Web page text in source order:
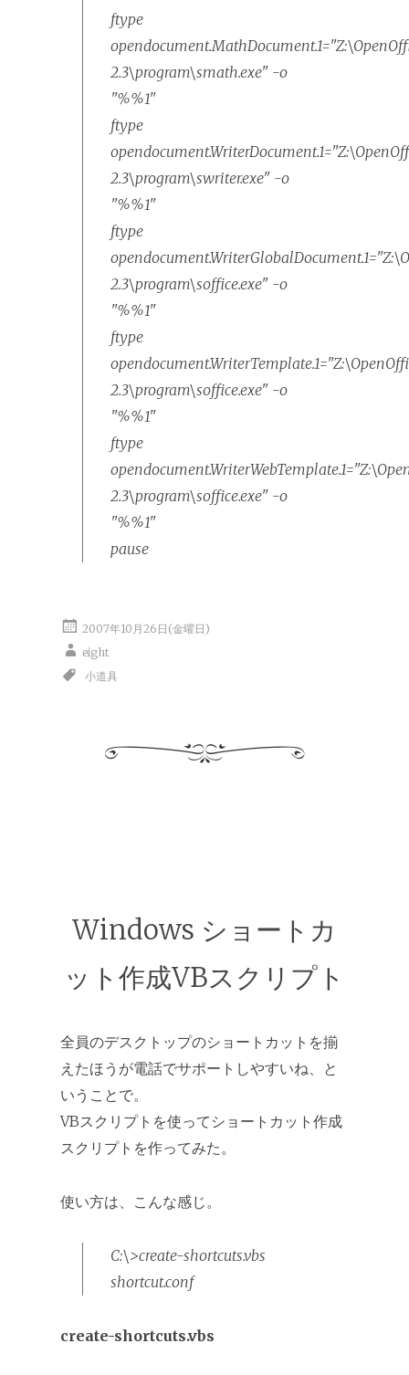
ftype
2.3\program\smath.exe" -o
"%%1"
ftype
2.3\program\swriter.exe" -o
"%%1"
ftype
2.3\program\soffice.exe" -o
"%%1"
ftype
2.3\program\soffice.exe" -o
"%%1"
ftype
2.3\program\soffice.exe" -o
"%%1"
pause
2007年10月26日(金曜日)
eight
小道具
Windows ショートカ
ット作成VBスクリプト
全員のデスクトップのショートカットを揃
えたほうが電話でサポートしやすいね、と
いうことで。
VBスクリプトを使ってショートカット作成
スクリプトを作ってみた。
使い方は、こんな感じ。
C:\>create-shortcuts.vbs
shortcut.conf
create-shortcuts.vbs